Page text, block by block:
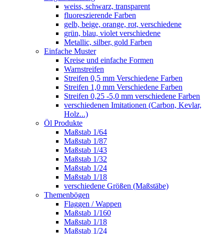
weiss, schwarz, transparent
fluoreszierende Farben
gelb, beige, orange, rot, verschiedene
grün, blau, violet verschiedene
Metallic, silber, gold Farben
Einfache Muster
Kreise und einfache Formen
Warnstreifen
Streifen 0,5 mm Verschiedene Farben
Streifen 1,0 mm Verschiedene Farben
Streifen 0,25 -5,0 mm verschiedene Farben
verschiedenen Imitationen (Carbon, Kevlar,
Holz...)
Öl Produkte
Maßstab 1/64
Maßstab 1/87
Maßstab 1/43
Maßstab 1/32
Maßstab 1/24
Maßstab 1/18
verschiedene Größen (Maßstäbe)
Themenbögen
Flaggen / Wappen
Maßstab 1/160
Maßstab 1/18
Maßstab 1/24